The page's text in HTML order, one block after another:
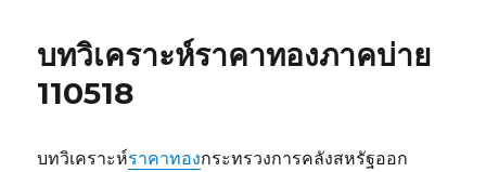
บทวิเคราะห์ราคาทองภาคบ่าย
110518
บทวิเคราะห์ราคาทองกระทรวงการคลังสหรัฐออก